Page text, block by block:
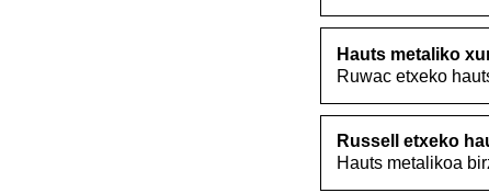
Hauts metaliko
Ruwac etxeko
Russell etxeko
Hauts metalikoa